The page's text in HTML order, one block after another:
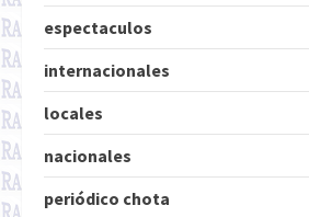
espectaculos
internacionales
locales
nacionales
periódico chota